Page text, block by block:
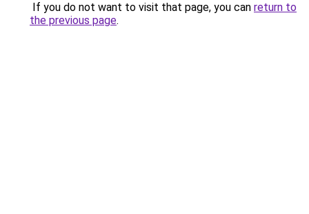
If you do not want to visit that page, you can return to
the previous page.